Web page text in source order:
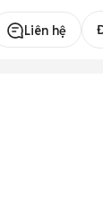
Liên hệ